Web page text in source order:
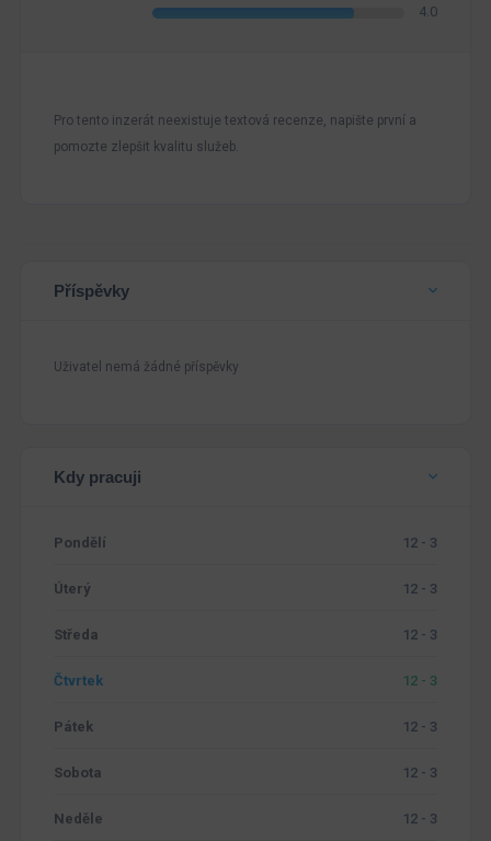
4.0
Pro tento inzerát neexistuje textová recenze, napište první a
pomozte zlepšit kvalitu služeb.
Příspěvky
Uživatel nemá žádné příspěvky
Kdy pracuji
Pondělí 12 - 3
Úterý 12 - 3
Středa 12 - 3
Čtvrtek 12 - 3
Pátek 12 - 3
Sobota 12 - 3
Neděle 12 - 3